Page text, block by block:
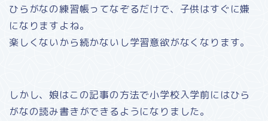
ひらがなの練習帳ってなぞるだけで、子供はすぐに嫌
になりますよね。
楽しくないから続かないし学習意欲がなくなります。
しかし、娘はこの記事の方法で小学校入学前にはひら
がなの読み書きができるようになりました。